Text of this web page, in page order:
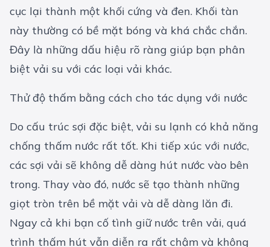
cục lại thành một khối cứng và đen. Khối tàn
này thường có bề mặt bóng và khá chắc chắn.
Đây là những dấu hiệu rõ ràng giúp bạn phân
biệt vải su với các loại vải khác.
Thử độ thấm bằng cách cho tác dụng với nước
Do cấu trúc sợi đặc biệt, vải su lạnh có khả năng
chống thấm nước rất tốt. Khi tiếp xúc với nước,
các sợi vải sẽ không dễ dàng hút nước vào bên
trong. Thay vào đó, nước sẽ tạo thành những
giọt tròn trên bề mặt vải và dễ dàng lăn đi.
Ngay cả khi bạn cố tình giữ nước trên vải, quá
trình thấm hút vẫn diễn ra rất chậm và không